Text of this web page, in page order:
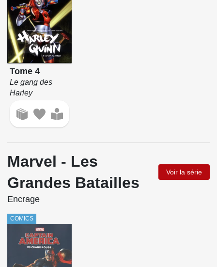
Tome 4
Le gang des
Harley
Marvel - Les
Grandes Batailles
Voir la série
Encrage
COMICS